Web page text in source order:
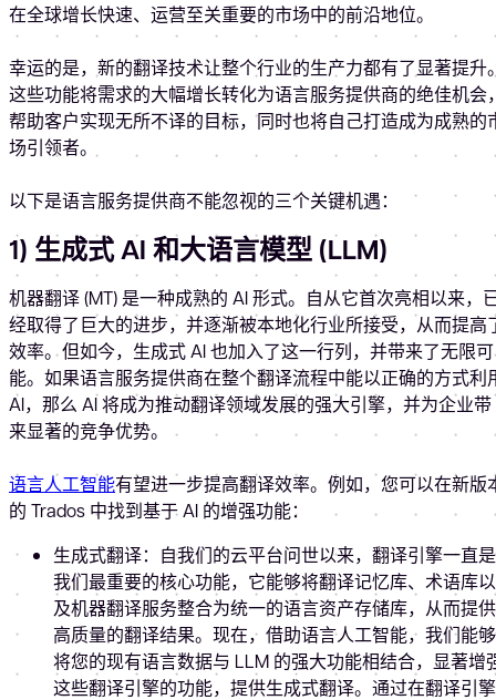
在全球增长快速、运营至关重要的市场中的前沿地位。
幸运的是，新的翻译技术让整个行业的生产力都有了显著提升
这些功能将需求的大幅增长转化为语言服务提供商的绝佳机会
帮助客户实现无所不译的目标，同时也将自己打造成为成熟的
场引领者。
以下是语言服务提供商不能忽视的三个关键机遇：
1) 生成式 AI 和大语言模型 (LLM)
机器翻译 (MT) 是一种成熟的 AI 形式。自从它首次亮相以来，
经取得了巨大的进步，并逐渐被本地化行业所接受，从而提高
效率。但如今，生成式 AI 也加入了这一行列，并带来了无限可
能。如果语言服务提供商在整个翻译流程中能以正确的方式利
AI，那么 AI 将成为推动翻译领域发展的强大引擎，并为企业带
来显著的竞争优势。
语言人工智能有望进一步提高翻译效率。例如，您可以在新版
的 Trados 中找到基于 AI 的增强功能：
生成式翻译：自我们的云平台问世以来，翻译引擎一直是
我们最重要的核心功能，它能够将翻译记忆库、术语库以
及机器翻译服务整合为统一的语言资产存储库，从而提供
高质量的翻译结果。现在，借助语言人工智能，我们能够
将您的现有语言数据与 LLM 的强大功能相结合，显著增
这些翻译引擎的功能，提供生成式翻译。通过在翻译引擎